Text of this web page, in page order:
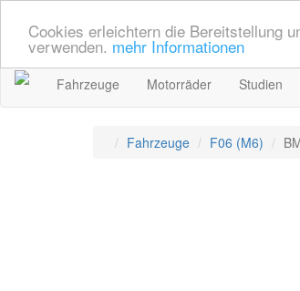
Cookies erleichtern die Bereitstellung
verwenden. mehr Informationen
Fahrzeuge Motorräder Studien
Fahrzeuge F06 (M6)